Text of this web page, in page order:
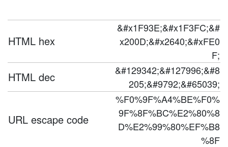
HTML hex
&#x1F93E;&#x1F3FC;&#
x200D;&#x2640;&#xFE0
F;
HTML dec
&#129342;&#127996;&#8
205;&#9792;&#65039;
URL escape code
%F0%9F%A4%BE%F0%
9F%8F%BC%E2%80%8
D%E2%99%80%EF%B8
%8F